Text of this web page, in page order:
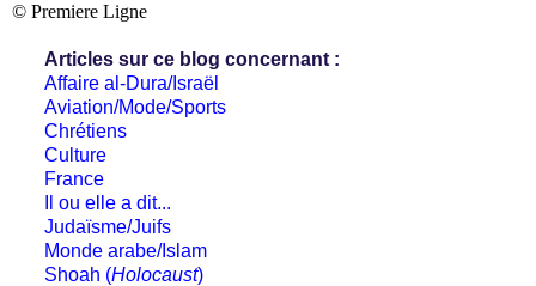
© Premiere Ligne
Articles sur ce blog concernant :
Affaire al-Dura/Israël
Aviation/Mode/Sports
Chrétiens
Culture
France
Il ou elle a dit...
Judaïsme/Juifs
Monde arabe/Islam
Shoah (Holocaust)